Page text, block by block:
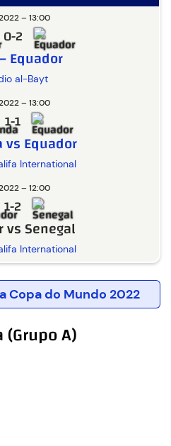
– 13:00
al-Bayt
0-2
Equador
– 13:00
International
1-1
Equador
– 12:00
International
1-2
vs Senegal
Copa do Mundo 2022
A)